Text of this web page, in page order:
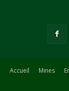
Accueil Mines